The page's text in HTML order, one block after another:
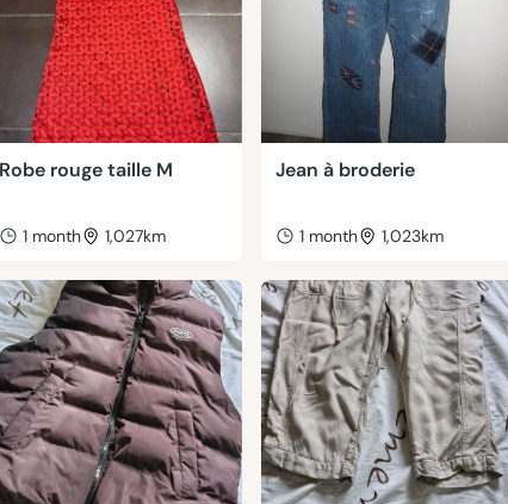
Robe rouge taille M
1 month 1,027km
Jean à broderie
1 month 1,023km